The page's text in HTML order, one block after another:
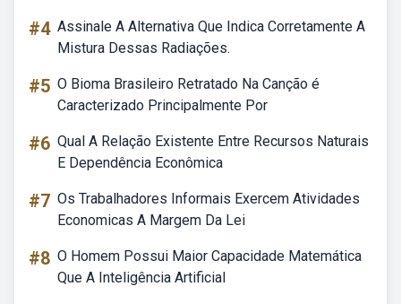
#4 Assinale A Alternativa Que Indica Corretamente A
Mistura Dessas Radiações.
#5 O Bioma Brasileiro Retratado Na Canção é
Caracterizado Principalmente Por
#6 Qual A Relação Existente Entre Recursos Naturais
E Dependência Econômica
#7 Os Trabalhadores Informais Exercem Atividades
Economicas A Margem Da Lei
#8 O Homem Possui Maior Capacidade Matemática
Que A Inteligência Artificial